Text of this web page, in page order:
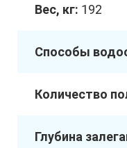
Вес, кг: 192
Способы
Количество
Глубина